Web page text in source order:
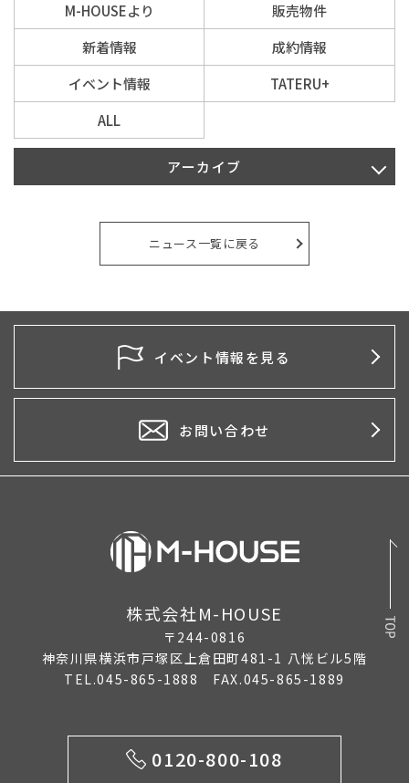
0120-800-108
営業時間／10：00〜19：00 定休日／水曜日
お問い合わせ
M-HOUSEより
販売物件
新着情報
成約情報
イベント情報
TATERU+
ALL
アーカイブ
2026年7月
2026年5月
2026年4月
2026年3月
2026年2月
2026年1月
2025年11月
2025年9月
2025年8月
2025年7月
2025年5月
ニュース一覧に戻る
イベント情報を見る
お問い合わせ
株式会社M-HOUSE
〒244-0816
神奈川県横浜市戸塚区上倉田町481-1 八恍ビル5階
TEL.045-865-1888 FAX.045-865-1889
0120-800-108